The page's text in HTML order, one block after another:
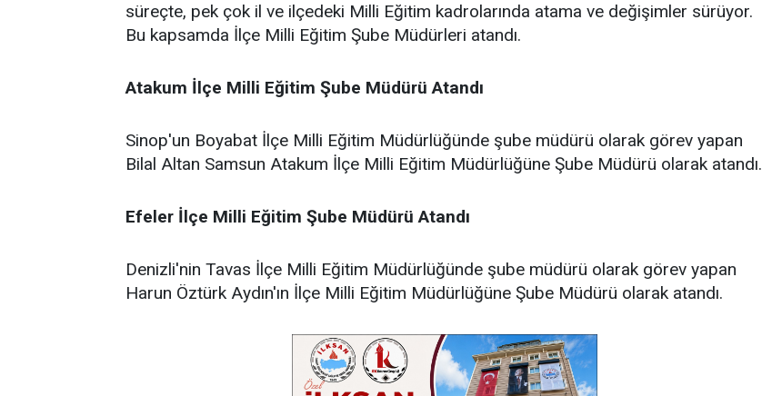
süreçte, pek çok il ve ilçedeki Milli Eğitim kadrolarında atama ve değişimler sürüyor.
Bu kapsamda İlçe Milli Eğitim Şube Müdürleri atandı.
Atakum İlçe Milli Eğitim Şube Müdürü Atandı
Sinop'un Boyabat İlçe Milli Eğitim Müdürlüğünde şube müdürü olarak görev yapan
Bilal Altan Samsun Atakum İlçe Milli Eğitim Müdürlüğüne Şube Müdürü olarak atandı.
Efeler İlçe Milli Eğitim Şube Müdürü Atandı
Denizli'nin Tavas İlçe Milli Eğitim Müdürlüğünde şube müdürü olarak görev yapan
Harun Öztürk Aydın'ın İlçe Milli Eğitim Müdürlüğüne Şube Müdürü olarak atandı.